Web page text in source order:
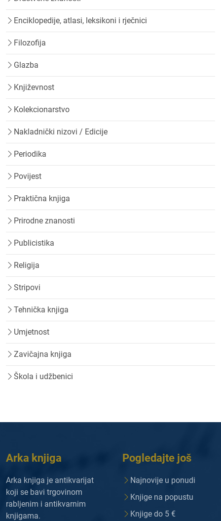
Enciklopedije, atlasi, leksikoni i rječnici
Filozofija
Glazba
Književnost
Kolekcionarstvo
Nakladnički nizovi / Edicije
Periodika
Povijest
Praktična knjiga
Prirodne znanosti
Publicistika
Religija
Stripovi
Tehnička knjiga
Umjetnost
Zavičajna knjiga
Škola i udžbenici
Arka knjiga
Arka knjiga je antikvarijat
koji se bavi trgovinom
rabljenim i antikvarnim
knjigama.
Pogledajte još
Najnovije u ponudi
Knjige na popustu
Knjige do 5 €